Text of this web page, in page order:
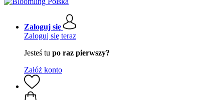
Zaloguj się
Zaloguj się teraz
Jesteś tu po raz pierwszy?
Załóż konto